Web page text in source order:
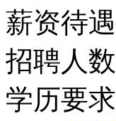
薪资待
招聘人
学历要